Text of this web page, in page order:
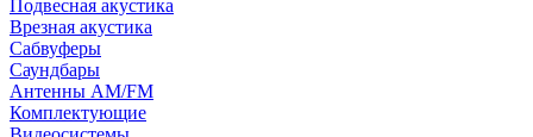
Подвесная акустика
Врезная акустика
Сабвуферы
Саундбары
Антенны AM/FM
Комплектующие